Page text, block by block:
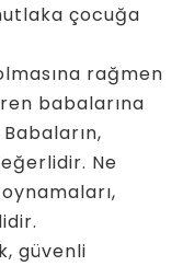
çocuğa
rağmen
babalarına
Ne
güvenli